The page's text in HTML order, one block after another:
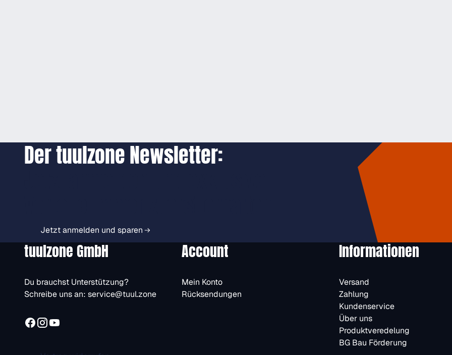
Der tuulzone Newsletter:
Jetzt anmelden und sparen
tuulzone GmbH
Du brauchst Unterstützung?
Schreibe uns an: service@tuul.zone
Account
Mein Konto
Rücksendungen
Informationen
Versand
Zahlung
Kundenservice
Über uns
Produktveredelung
BG Bau Förderung